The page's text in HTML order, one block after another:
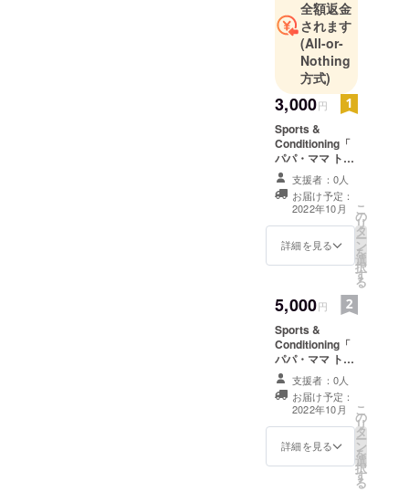
全額返金
されます
(All-or-
Nothing
方式)
3,000円
Sports &
Conditioning「
パパ・ママ ト
レーナー」の個
人スポンサーに
なれる権利で
す。 Sports &
Conditioning「
パパ・ママ ト
HPにサポーター
掲載いたしま
す。 ※掲載する
お名前（文字の
み）を備考欄に
ご記入くださ
い。 ※ニック
ネームでのご参
加でも掲載可能
です。 ※掲載期
間は2022年10月
から1年間です。
支援者：0人
お届け予定：
2022年10月
詳細を見る
こ
の
リ
タ
ー
ン
を
選
択
す
る
5,000円
Sports &
Conditioning「
パパ・ママ ト
レーナー」のシ
ルバースポン
サーになれる権
利です。 Sports
&
Conditioning「
支援者：0人
お届け予定：
2022年10月
詳細を見る
こ
の
リ
タ
ー
ン
を
選
択
す
る